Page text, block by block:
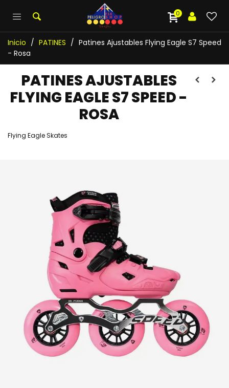
0
Inicio / PATINES / Patines Ajustables Flying Eagle S7 Speed
- Rosa
PATINES AJUSTABLES
FLYING EAGLE S7 SPEED -
ROSA
Flying Eagle Skates